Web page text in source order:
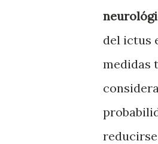
del ictus
medidas
reducirse